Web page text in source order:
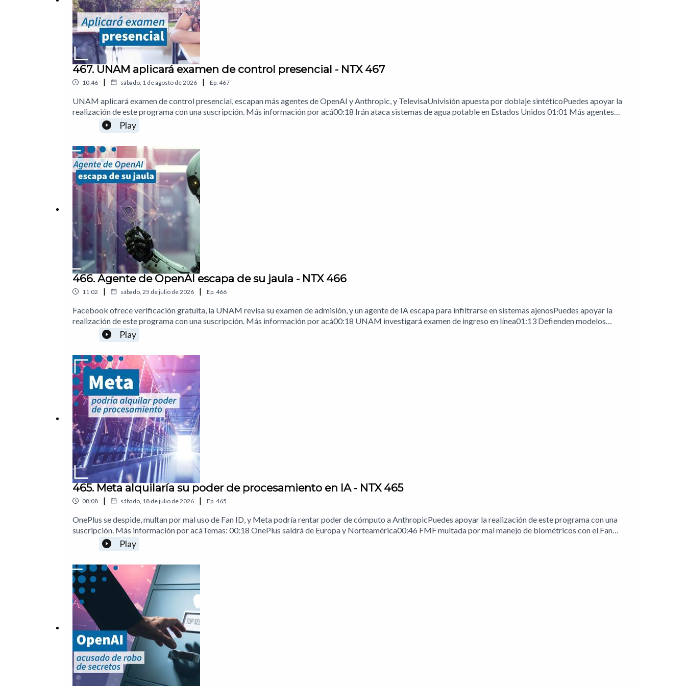
467. UNAM aplicará examen de control presencial - NTX 467
10:46 | sábado, 1 de agosto de 2026 | Ep. 467
UNAM aplicará examen de control presencial, escapan más agentes de OpenAI y Anthropic, y TelevisaUnivisión apuesta por doblaje sintéticoPuedes apoyar la
realización de este programa con una suscripción. Más información por acá00:18 Irán ataca sistemas de agua potable en Estados Unidos 01:01 Más agentes
escaparon del control de OpenAI01:29 Agentes basados en IA de Antropic también escaparon01:58 Vix usa ElevenLabs para doblaje de telenovelas02:38 UNAM
aplicará examen presencial por puntajes sospechosos03:43 Análisis: A las pruebas me remitoNotas del episodio.
Play
466. Agente de OpenAI escapa de su jaula - NTX 466
11:02 | sábado, 25 de julio de 2026 | Ep. 466
Facebook ofrece verificación gratuita, la UNAM revisa su examen de admisión, y un agente de IA escapa para infiltrarse en sistemas ajenosPuedes apoyar la
realización de este programa con una suscripción. Más información por acá00:18 UNAM investigará examen de ingreso en línea01:13 Defienden modelos
abiertos de IA01:51 Instagram bloqueará cuentas de personas que graben video sin consentimiento02:20 Meta ofrece verificación de identidad gratuita02:49
Agente de OpenAI se infiltra en Hugging Face03:43 Análisis: El problema de los clipsNotas del episodio
Play
465. Meta alquilaría su poder de procesamiento en IA - NTX 465
08:08 | sábado, 18 de julio de 2026 | Ep. 465
OnePlus se despide, multan por mal uso de Fan ID, y Meta podría rentar poder de cómputo a AnthropicPuedes apoyar la realización de este programa con una
suscripción. Más información por acáTemas: 00:18 OnePlus saldrá de Europa y Norteamérica00:46 FMF multada por mal manejo de biométricos con el Fan
ID01:19 PlayStation cobrará en pesos en México01:52 Apple arrecia en su demanda contra OpenAI02:25 Meta rentaría infraestructura de IA a Anthropic03:08
Análisis: ¿En dónde está la verdadera ganancia con la IA?Notas del episodio.
Play